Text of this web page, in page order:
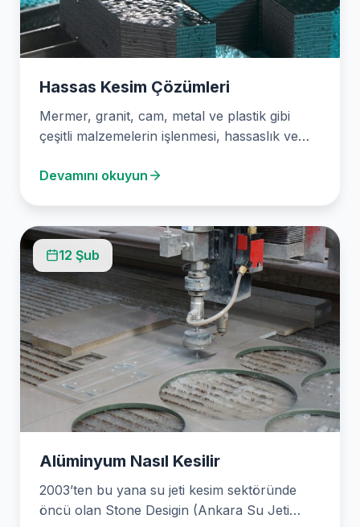
Hassas Kesim Çözümleri
Mermer, granit, cam, metal ve plastik gibi
çeşitli malzemelerin işlenmesi, hassaslık ve
Devamını okuyun
12 Şub
Alüminyum Nasıl Kesilir
2003’ten bu yana su jeti kesim sektöründe
öncü olan Stone Desigin (Ankara Su Jeti